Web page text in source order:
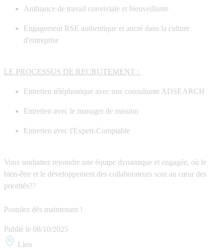
Ambiance de travail conviviale et bienveillante
Engagement RSE authentique et ancré dans la culture
d'entreprise
LE PROCESSUS DE RECRUTEMENT :
Entretien téléphonique avec une consultante ADSEARCH
Entretien avec le manager de mission
Entretien avec l'Expert-Comptable
Vous souhaitez rejoindre une équipe dynamique et engagée, où le
bien-être et le développement des collaborateurs sont au cœur des
priorités??
Postulez dès maintenant !
Publié le 08/10/2025
Lieu